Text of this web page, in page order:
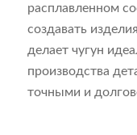
расплавленном
создавать
делает чугун
производства
точными и